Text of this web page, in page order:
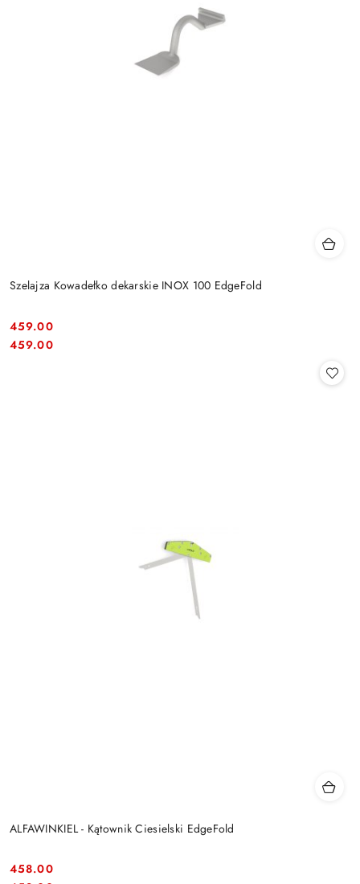
Szelajza Kowadełko dekarskie INOX 100 EdgeFold
Cena:
459.00
Cena:
459.00
ALFAWINKIEL - Kątownik Ciesielski EdgeFold
458.00